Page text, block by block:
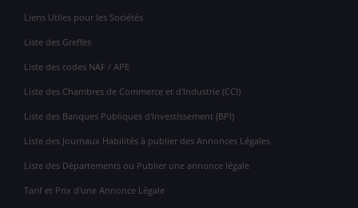
Liens Utiles pour les Sociétés
Liste des Greffes
Liste des codes NAF / APE
Liste des Chambres de Commerce et d'Industrie (CCI)
Liste des Banques Publiques d'Investissement (BPI)
Liste des Journaux Habilités à publier des Annonces Légales
Liste des Départements ou Publier une annonce légale
Tarif et Prix d'une Annonce Légale